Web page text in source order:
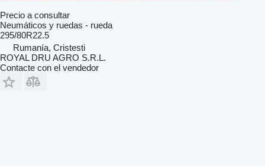
Precio a consultar
Neumáticos y ruedas - rueda
295/80R22.5
Rumanía, Cristesti
ROYAL DRU AGRO S.R.L.
Contacte con el vendedor